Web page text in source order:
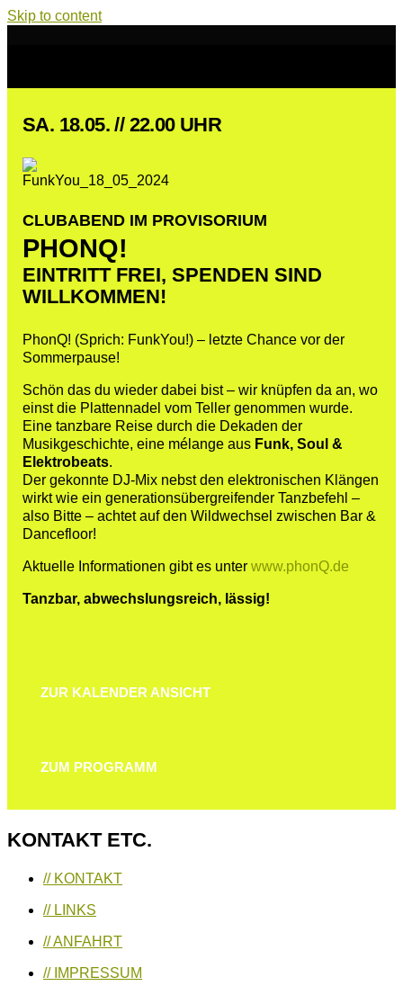
Skip to content
SA. 18.05. // 22.00 UHR
CLUBABEND IM PROVISORIUM
PHONQ!
EINTRITT FREI, SPENDEN SIND
WILLKOMMEN!
PhonQ! (Sprich: FunkYou!) – letzte Chance vor der
Sommerpause!
Schön das du wieder dabei bist – wir knüpfen da an, wo
einst die Plattennadel vom Teller genommen wurde.
Eine tanzbare Reise durch die Dekaden der
Musikgeschichte, eine mélange aus Funk, Soul &
Elektrobeats.
Der gekonnte DJ-Mix nebst den elektronischen Klängen
wirkt wie ein generationsübergreifender Tanzbefehl –
also Bitte – achtet auf den Wildwechsel zwischen Bar &
Dancefloor!
Aktuelle Informationen gibt es unter www.phonQ.de
Tanzbar, abwechslungsreich, lässig!
ZUR KALENDER ANSICHT
ZUM PROGRAMM
KONTAKT ETC.
// KONTAKT
// LINKS
// ANFAHRT
// IMPRESSUM